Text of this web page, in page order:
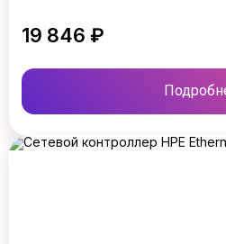
19 846 ₽